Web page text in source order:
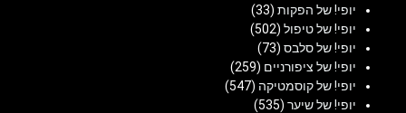
יופי! של הפקות (33)
יופי! של טיפול (502)
יופי! של סלבס (73)
יופי! של ציפורניים (259)
יופי! של קוסמטיקה (547)
יופי! של שיער (535)